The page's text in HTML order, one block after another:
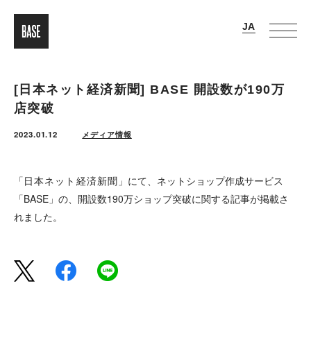
[日本ネット経済新聞] BASE 開設数が190万
店突破
2023.01.12 メディア情報
「日本ネット経済新聞 」にて、ネットショップ作成サービス
「BASE」の、開設数190万ショップ突破に関する記事が掲載さ
れました。